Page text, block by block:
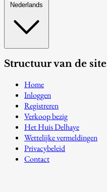
Nederlands
Structuur van de site
Home
Inloggen
Registreren
Verkoop bezig
Het Huis Delhaye
Wettelijke vermeldingen
Privacybeleid
Contact